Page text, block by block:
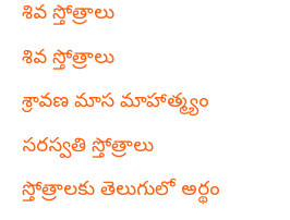
శివ స్తోత్రాలు
శివ స్తోత్రాలు
శ్రావణ మాస మాహాత్మ్యం
సరస్వతి స్తోత్రాలు
స్తోత్రాలకు తెలుగులో అర్థం